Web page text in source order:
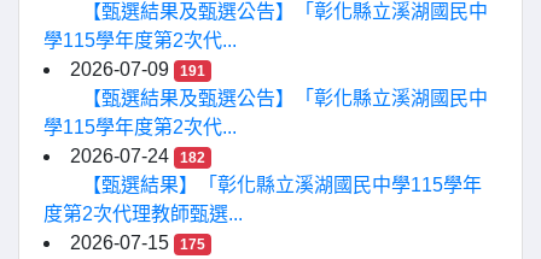
【甄選結果及甄選公告】「彰化縣立溪湖國民中
學115學年度第2次代...
2026-07-09
191
【甄選結果及甄選公告】「彰化縣立溪湖國民中
學115學年度第2次代...
2026-07-24
182
【甄選結果】「彰化縣立溪湖國民中學115學年
度第2次代理教師甄選...
2026-07-15
175